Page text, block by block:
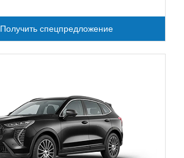
Получить спецпредложение